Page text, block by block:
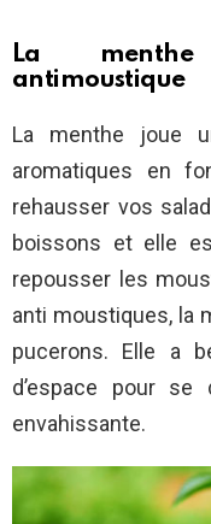
La menthe
antimoustique
La menthe joue
aromatiques en
rehausser vos
boissons et elle
repousser les
anti moustiques, la
pucerons. Elle a
d’espace pour
envahissante.